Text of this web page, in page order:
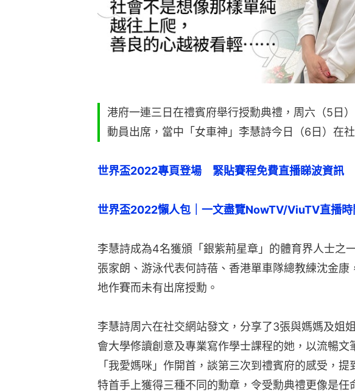
港府一連三日在禮賓府舉行授勳典禮，周六（5日
動員出席，當中「女車神」李慧詩今日（6日）在
世界盃2022專頁登場　緊貼賽程免費直播睇波資訊
世界盃2022懶人包｜一文盡覽NowTV/ViuTV直播
李慧詩成為4名獲頒「銀紫荊星章」的體育界人士之
張家朗、游泳代表何詩蓓、香港單車隊總教練沈金康
地作賽而未有出席授勳。
李慧詩周六在社交網站發文，分享了3張與媽媽及姐
會大學修讀創意及專業寫作學士課程的她，以流暢文
「我愛媽咪」作開首，談第三次到禮賓府的感受，
特首手上獲得三種不同的勳章，令受勳典禮更像是任